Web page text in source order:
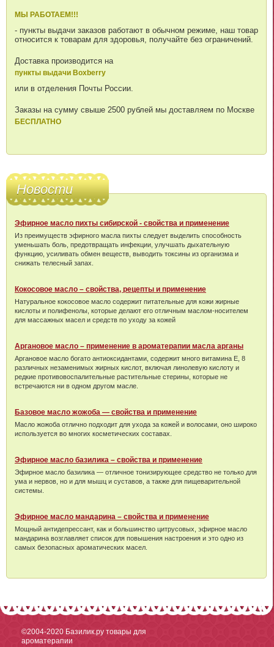
МЫ РАБОТАЕМ!!!
- пункты выдачи заказов работают в обычном режиме, наш товар
относится к товарам для здоровья, получайте без ограничений.
Доставка производится на
пункты выдачи Boxberry
или в отделения Почты России.
Заказы на сумму свыше 2500 рублей мы доставляем по Москве
БЕСПЛАТНО
Новости
Эфирное масло пихты сибирской - свойства и применение
Из преимуществ эфирного масла пихты следует выделить способность
уменьшать боль, предотвращать инфекции, улучшать дыхательную
функцию, усиливать обмен веществ, выводить токсины из организма и
снижать телесный запах.
Кокосовое масло – свойства, рецепты и применение
Натуральное кокосовое масло содержит питательные для кожи жирные
кислоты и полифенолы, которые делают его отличным маслом-носителем
для массажных масел и средств по уходу за кожей
Аргановое масло – применение в ароматерапии масла арганы
Аргановое масло богато антиоксидантами, содержит много витамина Е, 8
различных незаменимых жирных кислот, включая линолевую кислоту и
редкие противовоспалительные растительные стерины, которые не
встречаются ни в одном другом масле.
Базовое масло жожоба — свойства и применение
Масло жожоба отлично подходит для ухода за кожей и волосами, оно широко
используется во многих косметических составах.
Эфирное масло базилика – свойства и применение
Эфирное масло базилика — отличное тонизирующее средство не только для
ума и нервов, но и для мышц и суставов, а также для пищеварительной
системы.
Эфирное масло мандарина – свойства и применение
Мощный антидепрессант, как и большинство цитрусовых, эфирное масло
мандарина возглавляет список для повышения настроения и это одно из
самых безопасных ароматических масел.
©2004-2020 Базилик.ру товары для
ароматерапии